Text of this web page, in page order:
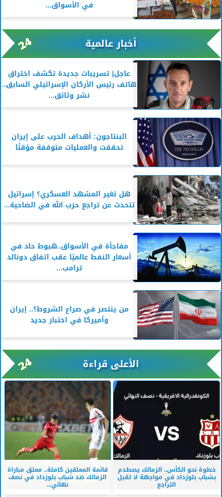
في الأسواق...
أخبار عالمية
عاجل| تسريبات جديدة تكشف اختراق
هاتف رئيس الأركان الإسرائيلي السابق..
نشر وثائق...
البنتاجون: أهداف الحرب على إيران
تحققت والعمليات متوقفة مؤقتًا
هل تغير المشهد العسكري؟ إسرائيل
تتحدث عن تراجع حزب الله في الضاحية...
مفاجأة في الأسواق..هبوط حاد في
أسعار النفط عالميًا عقب اتفاق دونالد
ترامب...
من ينتصر في صراع الشروط؟.. إيران
وأميركا في اختبار جديد
الأعلى قراءة
خطوة نحو الكأس.. الزمالك يصطدم
بشباب بلوزداد في مواجهة لا تقبل
التراجع
قائمة المعلقين كاملة.. معلق مباراة
الزمالك ضد شباب بلوزداد في نصف
نهائي...